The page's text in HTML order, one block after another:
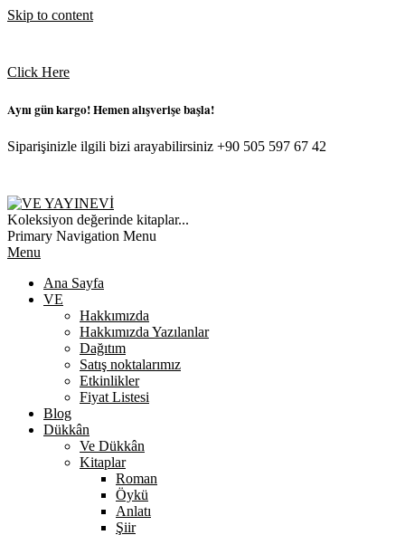
Skip to content
Click Here
Aynı gün kargo! Hemen alışverişe başla!
Siparişinizle ilgili bizi arayabilirsiniz +90 505 597 67 42
VE
YAYINEVI
Koleksiyon değerinde kitaplar...
Primary Navigation Menu
Menu
Ana Sayfa
VE
Hakkımızda
Hakkımızda Yazılanlar
Dağıtım
Satış noktalarımız
Etkinlikler
Fiyat Listesi
Blog
Dükkân
Ve Dükkân
Kitaplar
Roman
Öykü
Anlatı
Şiir